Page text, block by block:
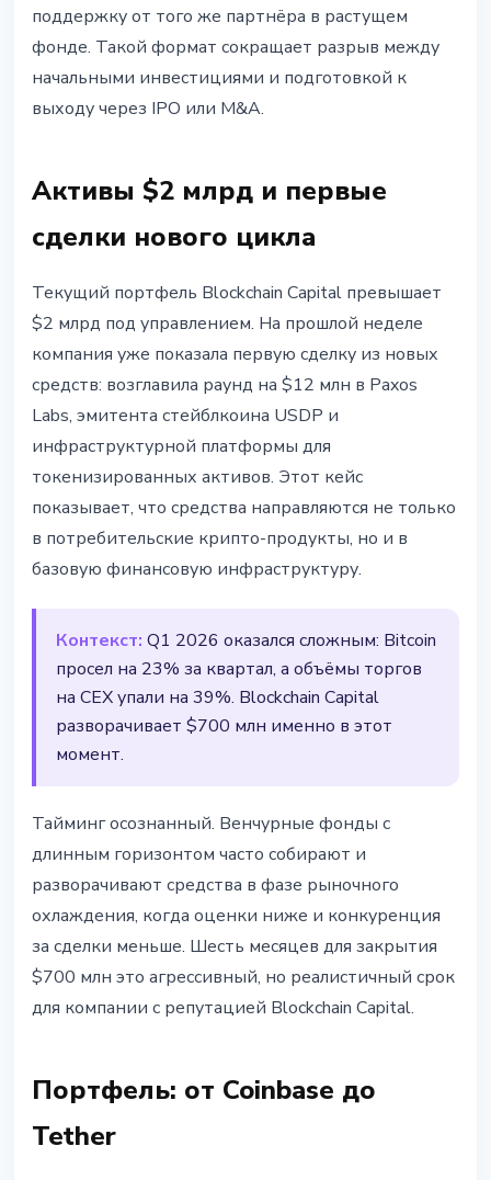
поддержку от того же партнёра в растущем
фонде. Такой формат сокращает разрыв между
начальными инвестициями и подготовкой к
выходу через IPO или M&A.
Активы $2 млрд и первые
сделки нового цикла
Текущий портфель Blockchain Capital превышает
$2 млрд под управлением. На прошлой неделе
компания уже показала первую сделку из новых
средств: возглавила раунд на $12 млн в Paxos
Labs, эмитента стейблкоина USDP и
инфраструктурной платформы для
токенизированных активов. Этот кейс
показывает, что средства направляются не только
в потребительские крипто-продукты, но и в
базовую финансовую инфраструктуру.
Контекст: Q1 2026 оказался сложным: Bitcoin
просел на 23% за квартал, а объёмы торгов
на CEX упали на 39%. Blockchain Capital
разворачивает $700 млн именно в этот
момент.
Тайминг осознанный. Венчурные фонды с
длинным горизонтом часто собирают и
разворачивают средства в фазе рыночного
охлаждения, когда оценки ниже и конкуренция
за сделки меньше. Шесть месяцев для закрытия
$700 млн это агрессивный, но реалистичный срок
для компании с репутацией Blockchain Capital.
Портфель: от Coinbase до
Tether